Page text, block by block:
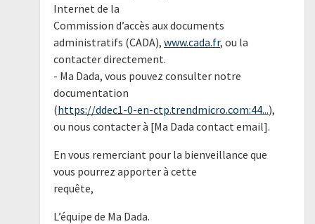
Internet de la
Commission d’accès aux documents
administratifs (CADA), www.cada.fr, ou la
contacter directement.
- Ma Dada, vous pouvez consulter notre
documentation
(https://ddec1-0-en-ctp.trendmicro.com:44...),
ou nous contacter à [Ma Dada contact email].
En vous remerciant pour la bienveillance que
vous pourrez apporter à cette
requête,
L’équipe de Ma Dada.